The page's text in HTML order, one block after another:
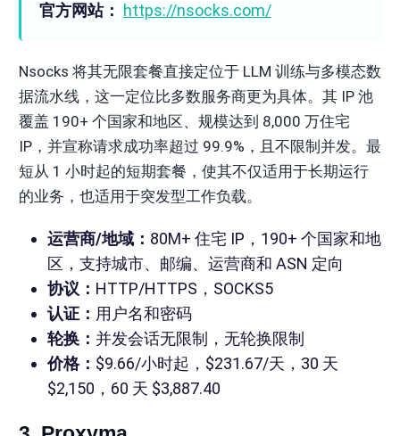
官方网站： https://nsocks.com/
Nsocks 将其无限套餐直接定位于 LLM 训练与多模态数
据流水线，这一定位比多数服务商更为具体。其 IP 池
覆盖 190+ 个国家和地区、规模达到 8,000 万住宅
IP，并宣称请求成功率超过 99.9%，且不限制并发。最
短从 1 小时起的短期套餐，使其不仅适用于长期运行
的业务，也适用于突发型工作负载。
运营商/地域： 80M+ 住宅 IP，190+ 个国家和地
区，支持城市、邮编、运营商和 ASN 定向
协议： HTTP/HTTPS，SOCKS5
认证： 用户名和密码
轮换： 并发会话无限制，无轮换限制
价格： $9.66/小时起，$231.67/天，30 天
$2,150，60 天 $3,887.40